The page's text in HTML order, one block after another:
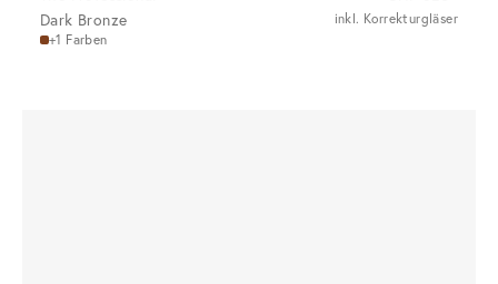
Dark Bronze
+1 Farben
inkl. Korrekturgläser